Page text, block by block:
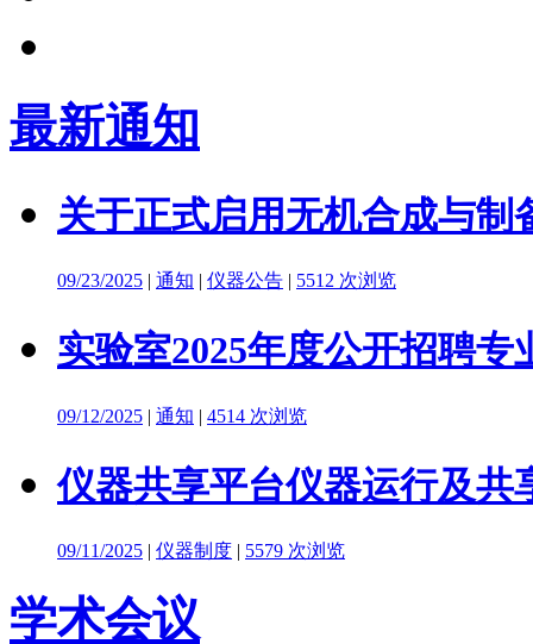
最新通知
关于正式启用无机合成与制
09/23/2025 | 通知 | 仪器公告 | 5512 次浏览
实验室2025年度公开招聘
09/12/2025 | 通知 | 4514 次浏览
仪器共享平台仪器运行及共
09/11/2025 | 仪器制度 | 5579 次浏览
学术会议